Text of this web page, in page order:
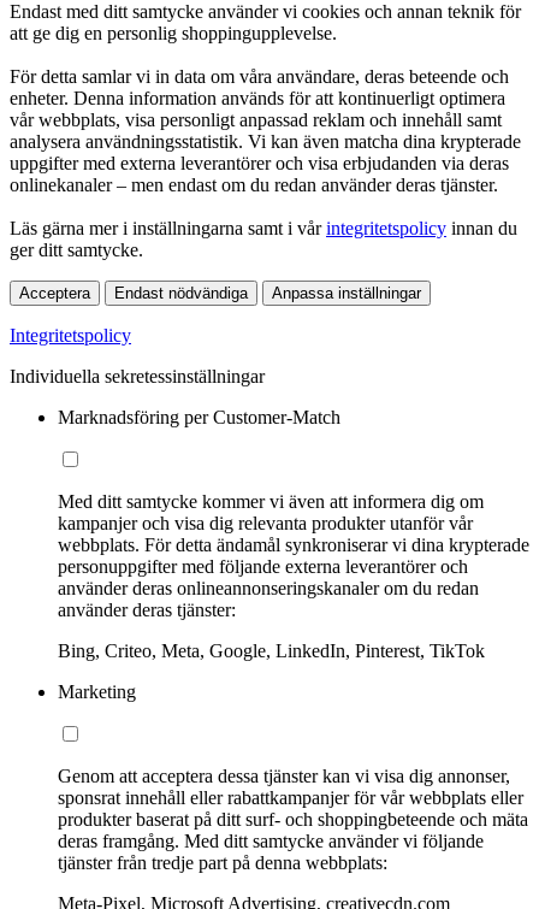
Endast med ditt samtycke använder vi cookies och annan teknik för
att ge dig en personlig shoppingupplevelse.
För detta samlar vi in data om våra användare, deras beteende och
enheter. Denna information används för att kontinuerligt optimera
vår webbplats, visa personligt anpassad reklam och innehåll samt
analysera användningsstatistik. Vi kan även matcha dina krypterade
uppgifter med externa leverantörer och visa erbjudanden via deras
onlinekanaler – men endast om du redan använder deras tjänster.
Läs gärna mer i inställningarna samt i vårintegritetspolicy innan du
ger ditt samtycke.
Acceptera Endast nödvändiga Anpassa inställningar
Integritetspolicy
Individuella sekretessinställningar
Marknadsföring per Customer-Match
Med ditt samtycke kommer vi även att informera dig om
kampanjer och visa dig relevanta produkter utanför vår
webbplats. För detta ändamål synkroniserar vi dina krypterade
personuppgifter med följande externa leverantörer och
använder deras onlineannonseringskanaler om du redan
använder deras tjänster:
Bing, Criteo, Meta, Google, LinkedIn, Pinterest, TikTok
Marketing
Genom att acceptera dessa tjänster kan vi visa dig annonser,
sponsrat innehåll eller rabattkampanjer för vår webbplats eller
produkter baserat på ditt surf- och shoppingbeteende och mäta
deras framgång. Med ditt samtycke använder vi följande
tjänster från tredje part på denna webbplats:
Meta-Pixel, Microsoft Advertising, creativecdn.com